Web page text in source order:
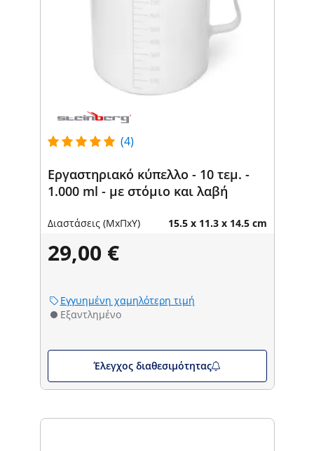
(4)
Εργαστηριακό κύπελλο - 10 τεμ. -
1.000 ml - με στόμιο και λαβή
Διαστάσεις (ΜxΠxΥ) 15.5 x 11.3 x 14.5 cm
29,00 €
Εγγυημένη χαμηλότερη τιμή
Εξαντλημένο
Έλεγχος διαθεσιμότητας